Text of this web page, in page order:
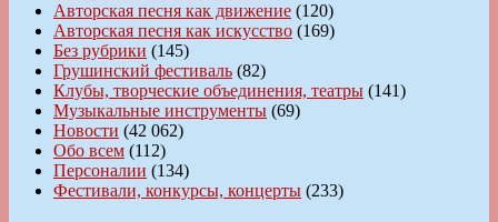
Авторская песня как движение (120)
Авторская песня как искусство (169)
Без рубрики (145)
Грушинский фестиваль (82)
Клубы, творческие объединения, театры (141)
Музыкальные инструменты (69)
Новости (42 062)
Обо всем (112)
Персоналии (134)
Фестивали, конкурсы, концерты (233)